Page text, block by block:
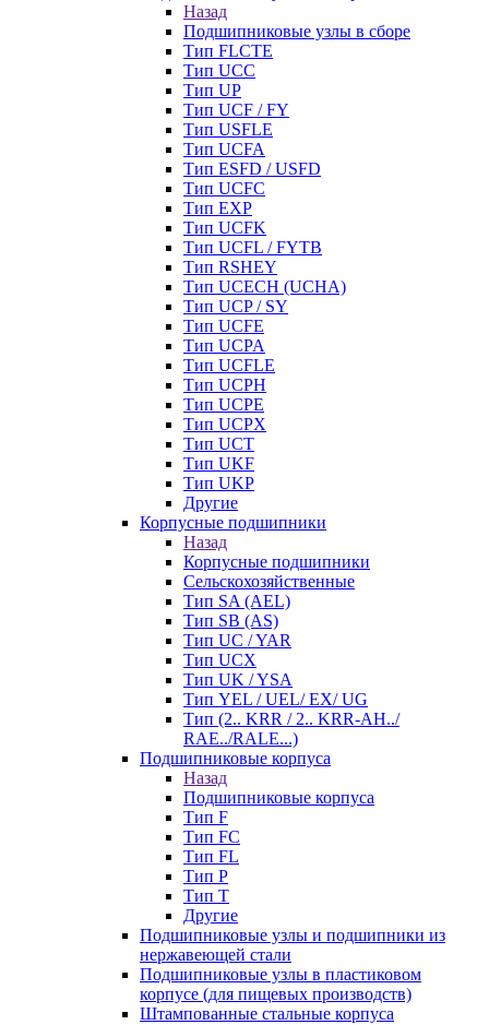
Назад
Подшипниковые узлы в сборе
Тип FLCTE
Тип UCC
Тип UP
Тип UCF / FY
Тип USFLE
Тип UCFA
Тип ESFD / USFD
Тип UCFC
Тип EXP
Тип UCFK
Тип UCFL / FYTB
Тип RSHEY
Тип UCECH (UCHA)
Тип UCP / SY
Тип UCFE
Тип UCPA
Тип UCFLE
Тип UCPH
Тип UCPE
Тип UCPX
Тип UCT
Тип UKF
Тип UKP
Другие
Корпусные подшипники
Назад
Корпусные подшипники
Сельскохозяйственные
Тип SA (AEL)
Тип SB (AS)
Тип UC / YAR
Тип UCX
Тип UK / YSA
Тип YEL / UEL/ EX/ UG
Тип (2.. KRR / 2.. KRR-AH../
RAE../RALE...)
Подшипниковые корпуса
Назад
Подшипниковые корпуса
Тип F
Тип FC
Тип FL
Тип P
Тип T
Другие
Подшипниковые узлы и подшипники из
нержавеющей стали
Подшипниковые узлы в пластиковом
корпусе (для пищевых производств)
Штампованные стальные корпуса